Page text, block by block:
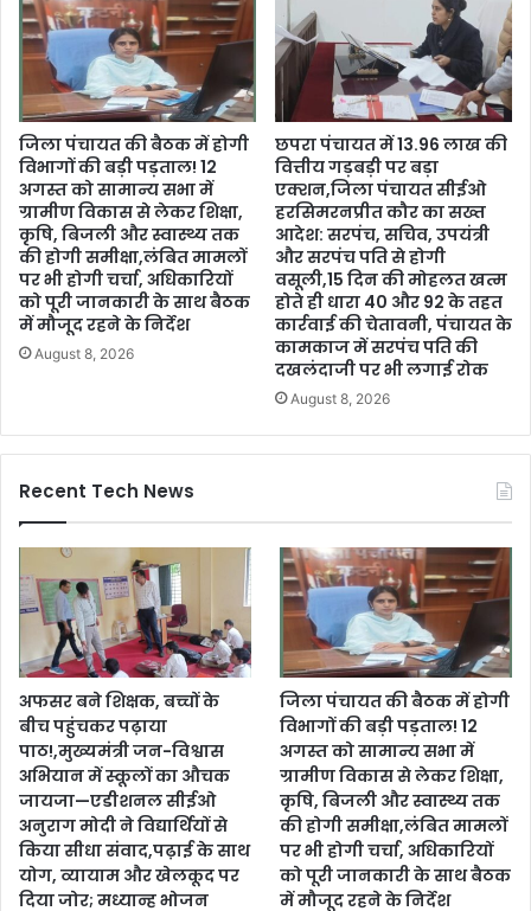
जिला पंचायत की बैठक में होगी
विभागों की बड़ी पड़ताल! 12
अगस्त को सामान्य सभा में
ग्रामीण विकास से लेकर शिक्षा,
कृषि, बिजली और स्वास्थ्य तक
की होगी समीक्षा,लंबित मामलों
पर भी होगी चर्चा, अधिकारियों
को पूरी जानकारी के साथ बैठक
में मौजूद रहने के निर्देश
August 8, 2026
छपरा पंचायत में 13.96 लाख की
वित्तीय गड़बड़ी पर बड़ा
एक्शन,जिला पंचायत सीईओ
हरसिमरनप्रीत कौर का सख्त
आदेश: सरपंच, सचिव, उपयंत्री
और सरपंच पति से होगी
वसूली,15 दिन की मोहलत खत्म
होते ही धारा 40 और 92 के तहत
कार्रवाई की चेतावनी, पंचायत के
कामकाज में सरपंच पति की
दखलंदाजी पर भी लगाई रोक
August 8, 2026
Recent Tech News
अफसर बने शिक्षक, बच्चों के
बीच पहुंचकर पढ़ाया
पाठ!,मुख्यमंत्री जन-विश्वास
अभियान में स्कूलों का औचक
जायजा—एडीशनल सीईओ
अनुराग मोदी ने विद्यार्थियों से
किया सीधा संवाद,पढ़ाई के साथ
योग, व्यायाम और खेलकूद पर
दिया जोर; मध्यान्ह भोजन
जिला पंचायत की बैठक में होगी
विभागों की बड़ी पड़ताल! 12
अगस्त को सामान्य सभा में
ग्रामीण विकास से लेकर शिक्षा,
कृषि, बिजली और स्वास्थ्य तक
की होगी समीक्षा,लंबित मामलों
पर भी होगी चर्चा, अधिकारियों
को पूरी जानकारी के साथ बैठक
में मौजूद रहने के निर्देश